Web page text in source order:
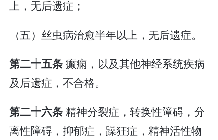
上，无后遗症；
（五）丝虫病治愈半年以上，无后遗症。
第二十五条癫痫，以及其他神经系统疾病
及后遗症，不合格。
第二十六条精神分裂症，转换性障碍，分
离性障碍，抑郁症，躁狂症，精神活性物